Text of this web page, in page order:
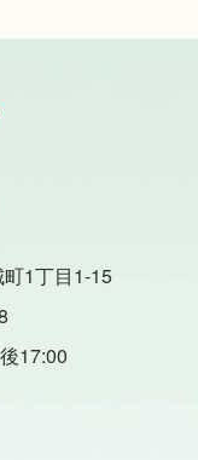
1丁目1-15
17:00